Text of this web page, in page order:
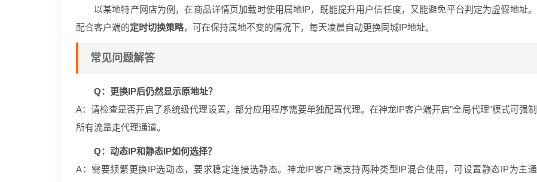
以某地特产网店为例，在商品详情页加载时使用属地IP，既能提升用户信任度，又能避免平台判定为虚假地址。
配合客户端的定时切换策略，可在保持属地不变的情况下，每天凌晨自动更换同城IP地址。
常见问题解答
Q：更换IP后仍然显示原地址？
A：请检查是否开启了系统级代理设置，部分应用程序需要单独配置代理。在神龙IP客户端开启"全局代理"模式可强制
所有流量走代理通道。
Q：动态IP和静态IP如何选择？
A：需要频繁更换IP选动态，要求稳定连接选静态。神龙IP客户端支持两种类型IP混合使用，可设置静态IP为主通